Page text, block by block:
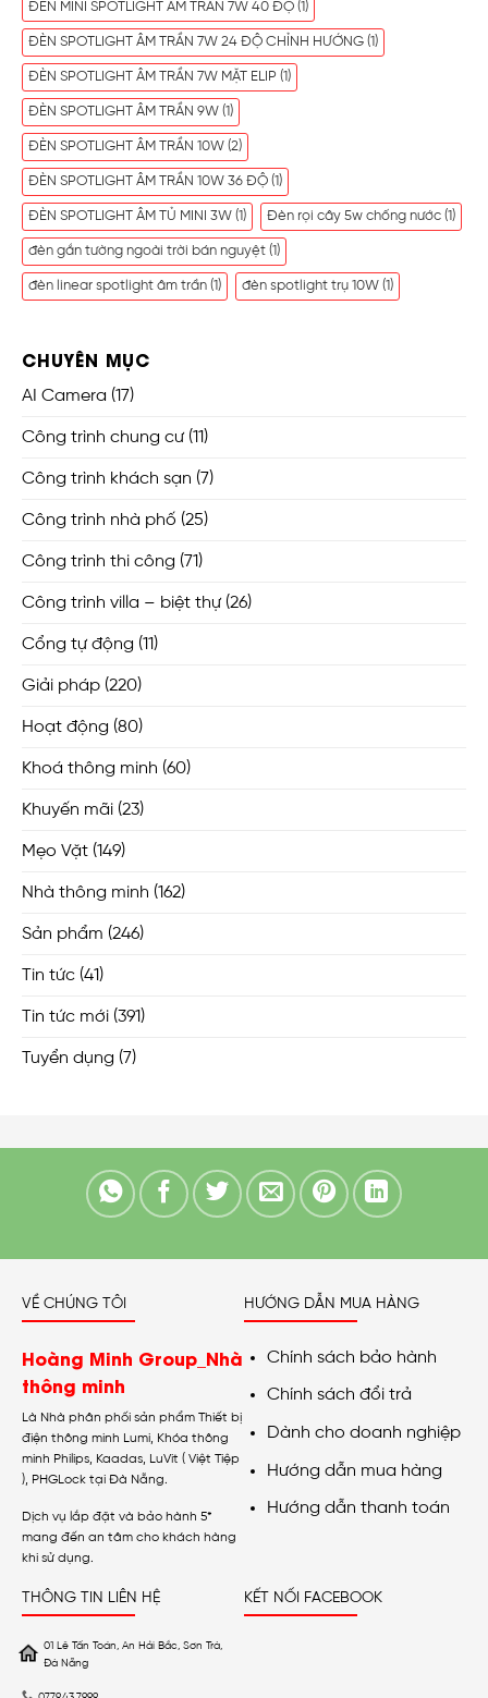
ĐÈN MINI SPOTLIGHT ÂM TRẦN 7W 40 ĐỘ (1)
ĐÈN SPOTLIGHT ÂM TRẦN 7W 24 ĐỘ CHỈNH HƯỚNG (1)
ĐÈN SPOTLIGHT ÂM TRẦN 7W MẶT ELIP (1)
ĐÈN SPOTLIGHT ÂM TRẦN 9W (1)
ĐÈN SPOTLIGHT ÂM TRẦN 10W (2)
ĐÈN SPOTLIGHT ÂM TRẦN 10W 36 ĐỘ (1)
ĐÈN SPOTLIGHT ÂM TỦ MINI 3W (1) Đèn rọi cây 5w chống nước (1)
đèn gắn tường ngoài trời bán nguyệt (1)
đèn linear spotlight âm trần (1) đèn spotlight trụ 10W (1)
CHUYÊN MỤC
AI Camera (17)
Công trình chung cư(11)
Công trình khách sạn (7)
Công trình nhà phố (25)
Công trình thi công (71)
Công trình villa – biệt thự(26)
Cổng tự động (11)
Giải pháp (220)
Hoạt động (80)
Khoá thông minh (60)
Khuyến mãi (23)
Mẹo Vặt (149)
Nhà thông minh (162)
Sản phẩm (246)
Tin tức (41)
Tin tức mới (391)
Tuyển dụng (7)
VỀ CHÚNG TÔI
Hoàng Minh Group_Nhà
thông minh
Là Nhà phân phối sản phẩm Thiết bị
điện thông minh Lumi, Khóa thông
minh Philips, Kaadas, LuVit ( Việt Tiệp
), PHGLock tại Đà Nẵng.
Dịch vụ lắp đặt và bảo hành 5*
mang đến an tâm cho khách hàng
khi sử dụng.
HƯỚNG DẪN MUA HÀNG
Chính sách bảo hành
Chính sách đổi trả
Dành cho doanh nghiệp
Hướng dẫn mua hàng
Hướng dẫn thanh toán
THÔNG TIN LIÊN HỆ
01 Lê Tấn Toán, An Hải Bắc, Sơn Trà,
Đà Nẵng
KẾT NỐI FACEBOOK